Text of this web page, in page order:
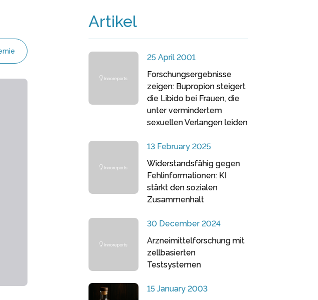
Artikel
25 April 2001
Forschungsergebnisse
zeigen: Bupropion steigert
die Libido bei Frauen, die
unter vermindertem
sexuellen Verlangen leiden
13 February 2025
Widerstandsfähig gegen
Fehlinformationen: KI
stärkt den sozialen
Zusammenhalt
30 December 2024
Arzneimittelforschung mit
zellbasierten
Testsystemen
15 January 2003